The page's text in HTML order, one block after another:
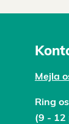
Mejla
Ring
(9 - 12